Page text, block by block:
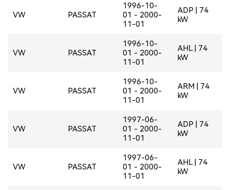
VW PASSAT
1996-10-
01 - 2000-
11-01
ADP | 74
kW
VW PASSAT
1996-10-
01 - 2000-
11-01
AHL | 74
kW
VW PASSAT
1996-10-
01 - 2000-
11-01
ARM | 74
kW
VW PASSAT
1997-06-
01 - 2000-
11-01
ADP | 74
kW
VW PASSAT
1997-06-
01 - 2000-
11-01
AHL | 74
kW